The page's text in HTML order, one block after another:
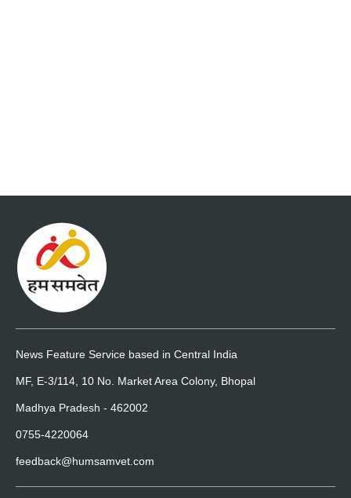
News Feature Service based in Central India
MF, E-3/114, 10 No. Market Area Colony, Bhopal
Madhya Pradesh - 462002
0755-4220064
feedback@humsamvet.com